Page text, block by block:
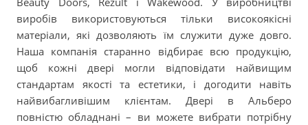
виробів використовуються тільки високоякісні
матеріали, які дозволяють їм служити дуже довго.
Наша компанія старанно відбирає всю продукцію,
щоб кожні двері могли відповідати найвищим
стандартам якості та естетики, і догодити навіть
найвибагливішим клієнтам. Двері в Альберо
повністю обладнані – ви можете вибрати потрібну